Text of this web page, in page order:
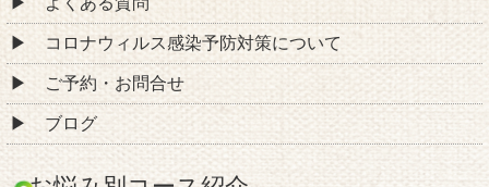
ヘルニア
脊柱管狭窄症
すべり症
変形性股関節症（股関節の痛み）
変形性膝関節症（膝の痛み）